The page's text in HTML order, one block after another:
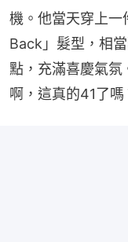
機。他當天穿上一
Back」髮型，相
點，充滿喜慶氣
啊，這真的41了嗎